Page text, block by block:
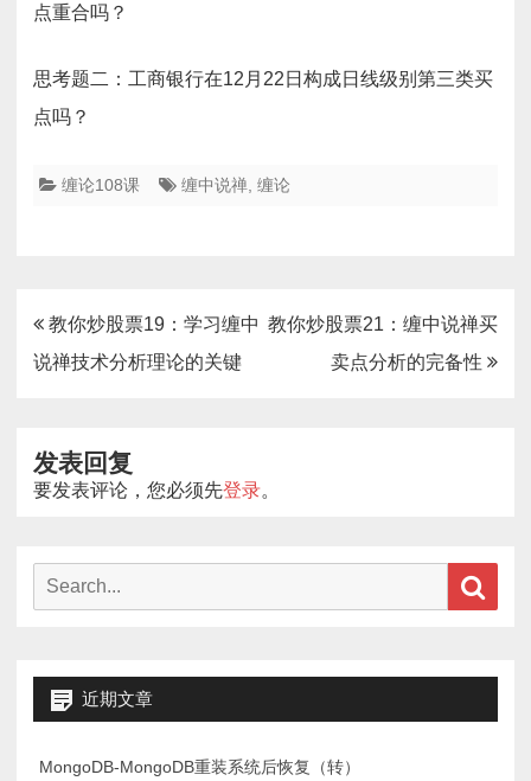
点重合吗？
思考题二：工商银行在12月22日构成日线级别第三类买
点吗？
缠论108课 缠中说禅 缠论
文
章
教你炒股票19：学习缠中
说禅技术分析理论的关键
教你炒股票21：缠中说禅买
卖点分析的完备性
发表回复
要发表评论，您必须先登录。
Search
近期文章
MongoDB-MongoDB重装系统后恢复（转）